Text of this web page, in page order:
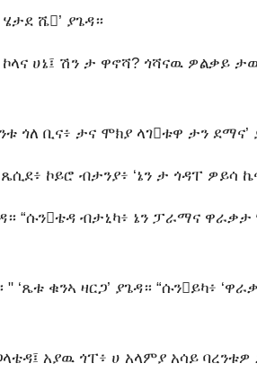
ሼ’ ያጌዳ።
ኮላና ሀኔ፤ ሽን ታ ዋኖሻ? ጎሻናዉ ዎልቃይ
ጎለ ቢና፥ ታና ሞክያ ላገቱዋ ታን ደማና’
ኮይሮ ብታንያ፥ ‘ኔን ታ ጎዳፐ ዎይሳ
“ሱንቴዳ ብታኒካ፥ ኔን ፓራማና ዋራቃታ
‘ጼቱ ቁንኣ ዛርጋ’ ያጌዳ። “ሱንይካ፥
አያዉ ጎፐ፥ ሀ አላምያ አሳይ